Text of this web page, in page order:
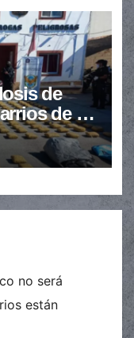
de
de la
no será
están